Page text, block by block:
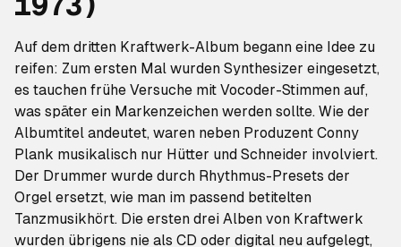
Auf dem dritten Kraftwerk-Album begann eine Idee zu
reifen: Zum ersten Mal wurden Synthesizer eingesetzt,
es tauchen frühe Versuche mit Vocoder-Stimmen auf,
was später ein Markenzeichen werden sollte. Wie der
Albumtitel andeutet, waren neben Produzent Conny
Plank musikalisch nur Hütter und Schneider involviert.
Der Drummer wurde durch Rhythmus-Presets der
Orgel ersetzt, wie man im passend betitelten
Tanzmusikhört. Die ersten drei Alben von Kraftwerk
wurden übrigens nie als CD oder digital neu aufgelegt,